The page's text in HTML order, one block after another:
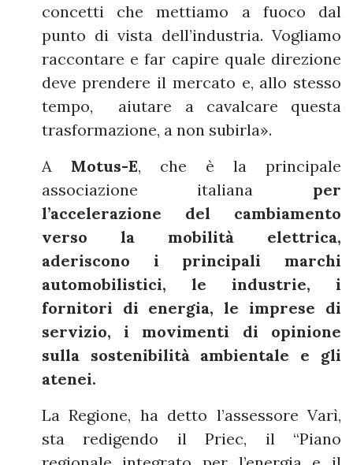
concetti che mettiamo a fuoco dal
punto di vista dell’industria. Vogliamo
raccontare e far capire quale direzione
deve prendere il mercato e, allo stesso
tempo, aiutare a cavalcare questa
trasformazione, a non subirla».
A Motus-E, che è la principale
associazione italiana per
l’accelerazione del cambiamento
verso la mobilità elettrica,
aderiscono i principali marchi
automobilistici, le industrie, i
fornitori di energia, le imprese di
servizio, i movimenti di opinione
sulla sostenibilità ambientale e gli
atenei.
La Regione, ha detto l’assessore Varì,
sta redigendo il Priec, il “Piano